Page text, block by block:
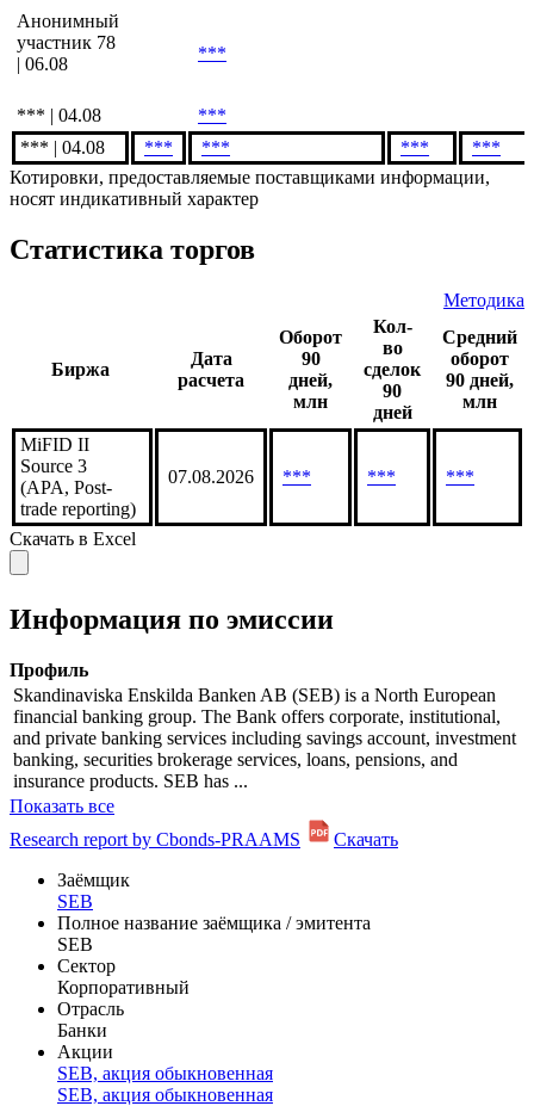
Анонимный
участник 78
| 06.08
***
*** | 04.08
***
*** | 04.08
*** *** ***
***
Котировки, предоставляемые поставщиками информации,
носят индикативный характер
Статистика торгов
Методика
Биржа
Дата
расчета
Оборот
90
дней,
млн
Кол-
во
сделок
90
дней
Средний
оборот
90 дней,
млн
MiFID II
Source 3
(APA, Post-
trade reporting)
07.08.2026 *** *** ***
Скачать в Excel
Информация по эмиссии
Профиль
Skandinaviska Enskilda Banken AB (SEB) is a North European
financial banking group. The Bank offers corporate, institutional,
and private banking services including savings account, investment
banking, securities brokerage services, loans, pensions, and
insurance products. SEB has ...
Показать все
Research report by Cbonds-PRAAMS
Скачать
Заёмщик
SEB
Полное название заёмщика / эмитента
SEB
Сектор
Корпоративный
Отрасль
Банки
Акции
SEB, акция обыкновенная
SEB, акция обыкновенная